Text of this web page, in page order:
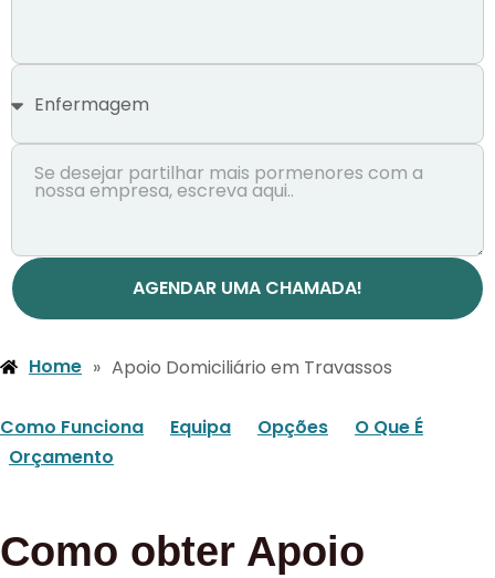
AGENDAR UMA CHAMADA!
Home » Apoio Domiciliário em Travassos
Como Funciona Equipa Opções
O Que É
Orçamento
Como obter Apoio